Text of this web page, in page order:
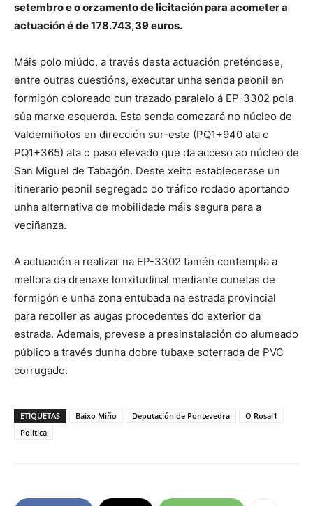
setembro e o orzamento de licitación para acometer a
actuación é de 178.743,39 euros.
Máis polo miúdo, a través desta actuación preténdese,
entre outras cuestións, executar unha senda peonil en
formigón coloreado cun trazado paralelo á EP-3302 pola
súa marxe esquerda. Esta senda comezará no núcleo de
Valdemiñotos en dirección sur-este (PQ1+940 ata o
PQ1+365) ata o paso elevado que da acceso ao núcleo de
San Miguel de Tabagón. Deste xeito establecerase un
itinerario peonil segregado do tráfico rodado aportando
unha alternativa de mobilidade máis segura para a
veciñanza.
A actuación a realizar na EP-3302 tamén contempla a
mellora da drenaxe lonxitudinal mediante cunetas de
formigón e unha zona entubada na estrada provincial
para recoller as augas procedentes do exterior da
estrada. Ademais, prevese a presinstalación do alumeado
público a través dunha dobre tubaxe soterrada de PVC
corrugado.
ETIQUETAS Baixo Miño Deputación de Pontevedra
O Rosal1
Politica